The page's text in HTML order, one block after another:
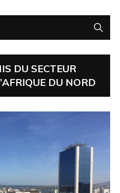
DU SECTEUR
DU NORD